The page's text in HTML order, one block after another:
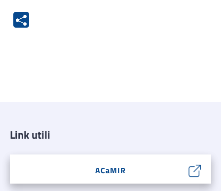
Link utili
ACaMIR